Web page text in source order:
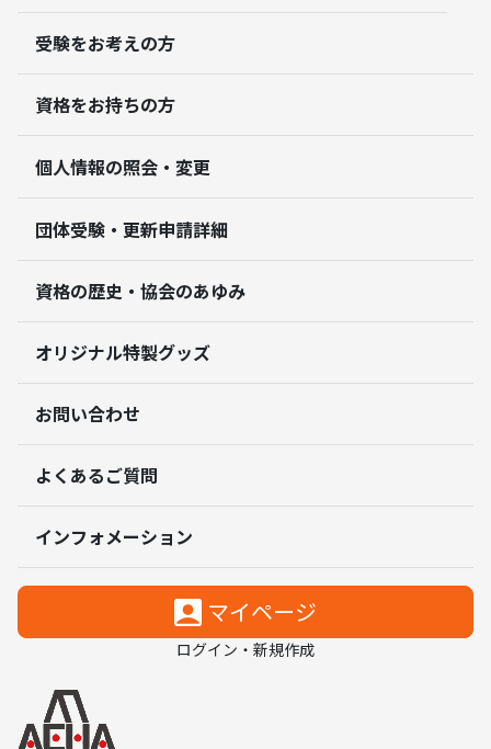
受験をお考えの方
資格をお持ちの方
個人情報の照会・変更
団体受験・更新申請詳細
資格の歴史・協会のあゆみ
オリジナル特製グッズ
お問い合わせ
よくあるご質問
インフォメーション
マイページ
ログイン・新規作成